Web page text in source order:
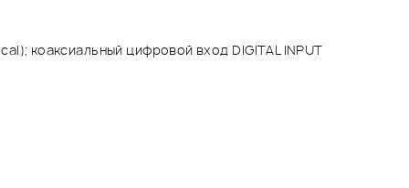
коаксиальный цифровой вход DIGITAL INPUT